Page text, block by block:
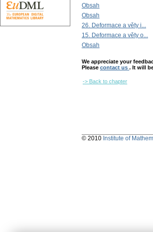
Obsah
Obsah
26. Deformace a věty i...
15. Deformace a věty o...
Obsah
We appreciate your
Please contact us . It will
-> Back to chapter
© 2010 Institute of